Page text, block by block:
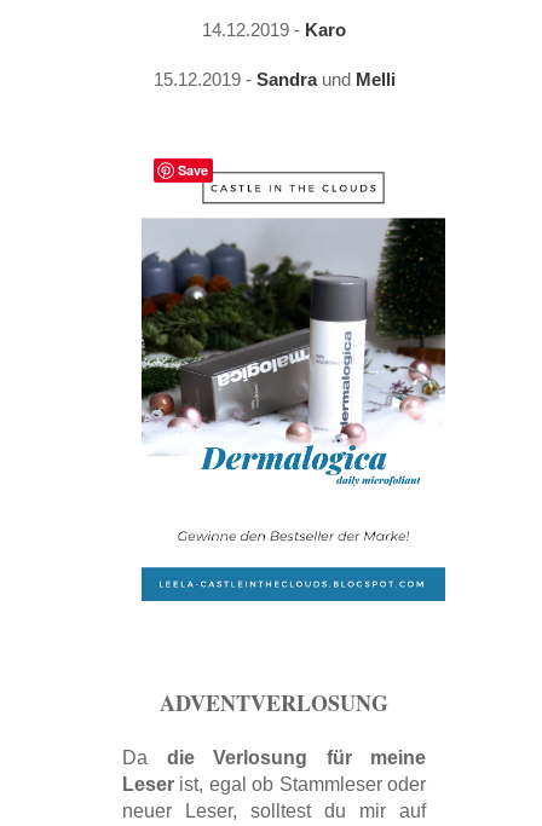
14.12.2019 - Karo
15.12.2019 - Sandra und Melli
ADVENTVERLOSUNG
Da die Verlosung für meine
Leser ist, egal ob Stammleser oder
neuer Leser, solltest du mir auf
Save